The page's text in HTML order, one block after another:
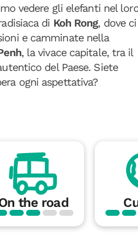
vedere gli elefanti nel
di Koh Rong, dove ci
e camminate nella
, la vivace capitale, tra il
del Paese. Siete
ogni aspettativa?
the road